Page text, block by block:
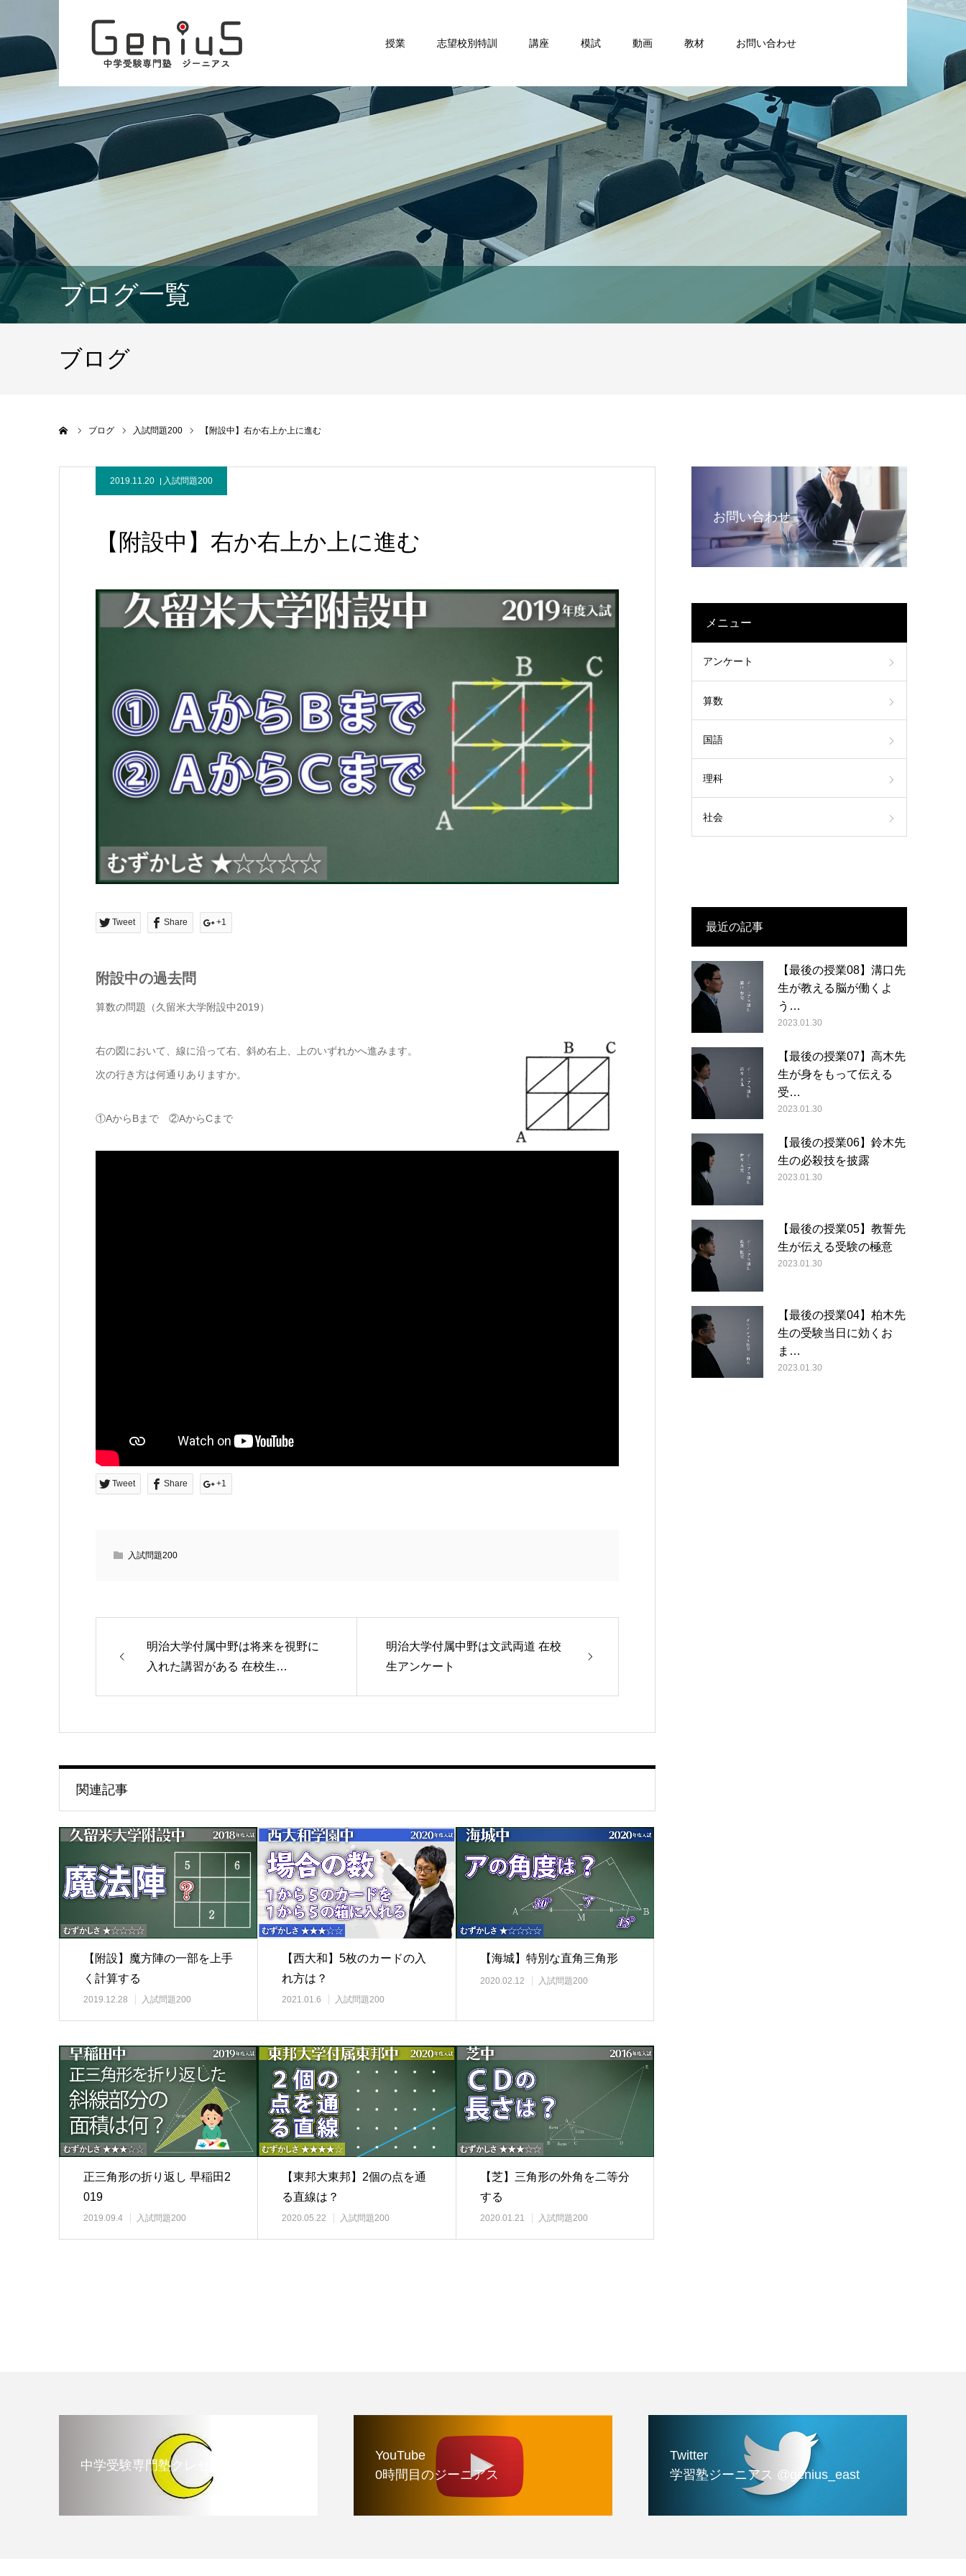
授業 志望校別特訓 講座 模試 動画 教材 お問い合わせ
ブログ一覧
ブログ
ブログ 入試問題200 【附設中】右か右上か上に進む
2019.11.20 入試問題200
【附設中】右か右上か上に進む
Tweet Share +1
附設中の過去問
算数の問題（久留米大学附設中2019）
右の図において、線に沿って右、斜め右上、上のいずれかへ進みます。
次の行き方は何通りありますか。
①AからBまで ②AからCまで
Tweet Share +1
入試問題200
明治大学付属中野は将来を視野に
入れた講習がある 在校生…
明治大学付属中野は文武両道 在校
生アンケート
関連記事
【附設】魔方陣の一部を上手
く計算する
2019.12.28 入試問題200
【西大和】5枚のカードの入
れ方は？
2021.01.6 入試問題200
【海城】特別な直角三角形
2020.02.12 入試問題200
正三角形の折り返し 早稲田2
019
2019.09.4 入試問題200
【東邦大東邦】2個の点を通
る直線は？
2020.05.22 入試問題200
【芝】三角形の外角を二等分
する
2020.01.21 入試問題200
お問い合わせ
メニュー
アンケート
算数
国語
理科
社会
最近の記事
【最後の授業08】溝口先
生が教える脳が働くよ
う…
2023.01.30
【最後の授業07】高木先
生が身をもって伝える
受…
2023.01.30
【最後の授業06】鈴木先
生の必殺技を披露
2023.01.30
【最後の授業05】教誓先
生が伝える受験の極意
2023.01.30
【最後の授業04】柏木先
生の受験当日に効くお
ま…
2023.01.30
中学受験専門塾クレセント
YouTube
0時間目のジーニアス
Twitter
学習塾ジーニアス @genius_east